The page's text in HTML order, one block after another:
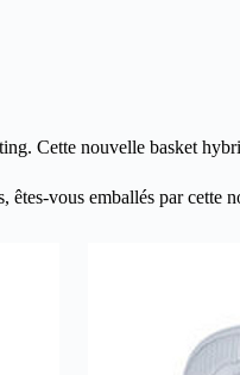
Cette nouvelle basket
êtes-vous emballés par cette